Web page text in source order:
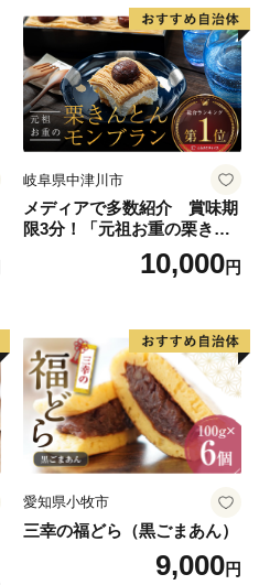
道産アイス 道産アイスクリ
ーム ギフト 詰合せ 詰め合わ
せ ふるさと納税 ）
岐阜県中津川市
メディアで多数紹介 賞味期
限3分！「元祖お重の栗きん
とんモンブラン」 【未来の
ご褒美】スイーツ 栗 モンブ
子 菓子 F4N-2298
10,000円
愛知県小牧市
三幸の福どら（黒ごまあん）
9,000円